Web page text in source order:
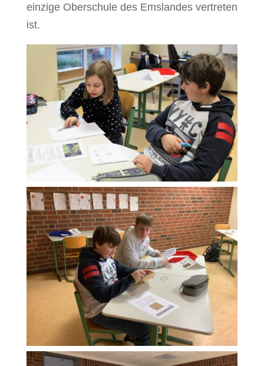
einzige Oberschule des Emslandes vertreten
ist.